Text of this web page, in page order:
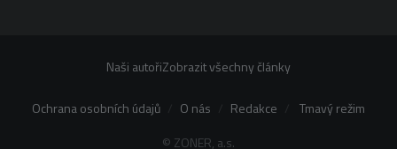
Naši autořiZobrazit všechny články
© ZONER, a.s.
Ochrana osobních údajů O nás Redakce Tmavý režim